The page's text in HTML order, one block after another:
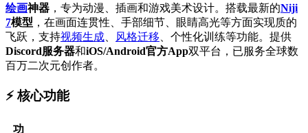
绘画神器 ，专为动漫、插画和游戏美术设计。搭载最新的Niji
7模型 ，在画面连贯性、手部细节、眼睛高光等方面实现质的
飞跃，支持视频生成 风格迁移 、个性化训练等功能。提供
Discord服务器和iOS/Android官方App双平台，已服务全球数
百万二次元创作者。
⚡️ 核心功能
功